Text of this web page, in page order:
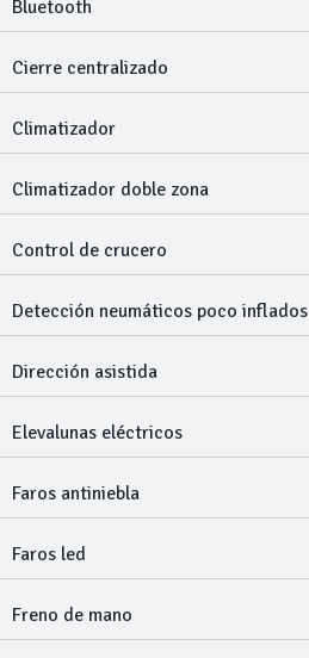
Bluetooth
Cierre centralizado
Climatizador
Climatizador doble zona
Control de crucero
Detección neumáticos poco inflados
Dirección asistida
Elevalunas eléctricos
Faros antiniebla
Faros led
Freno de mano